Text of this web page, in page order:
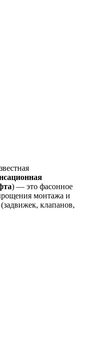
) — это фасонное
монтажа и
клапанов,